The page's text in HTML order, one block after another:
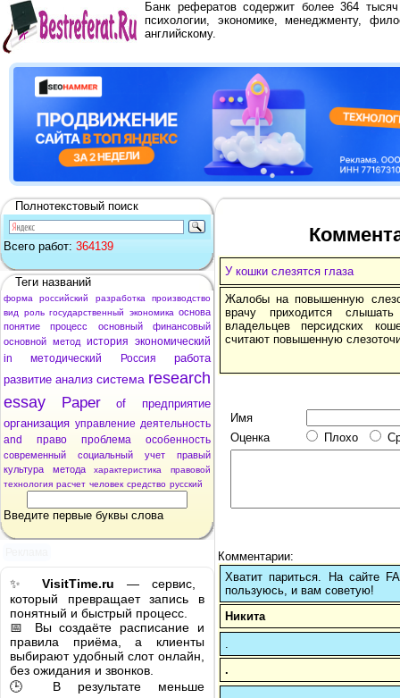
Банк рефератов содержит более 364
психологии, экономике, менеджменту,
английскому.
Полнотекстовый поиск
Всего работ: 364139
Теги названий
форма российский разработка
производство
вид
роль государственный экономика основа
понятие
процесс основный
финансовый
основной метод история экономический
in
методический Россия
работа
развитие анализ система research
essay
Paper of
предприятие
организация управление деятельность
and
право проблема особенность
современный социальный учет
правый
культура
метода характеристика
правовой
технология расчет человек средство русский
Введите первые буквы слова
✨ VisitTime.ru — сервис,
который превращает запись в
понятный и быстрый процесс.
📅 Вы создаёте расписание и
правила приёма, а клиенты
выбирают удобный слот онлайн,
без ожидания и звонков.
🕒 В результате меньше
У кошки слезятся глаза
Жалобы на повышенную
врачу приходится
владельцев персидских
считают повышенную
Имя
Оценка
Плохо
Комментарии:
Хватит париться. На сайте
пользуюсь, и вам советую!
Никита
.